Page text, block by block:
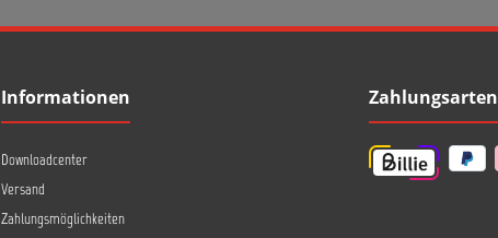
Informationen
Downloadcenter
Versand
Zahlungsmöglichkeiten
Zahlungsarten